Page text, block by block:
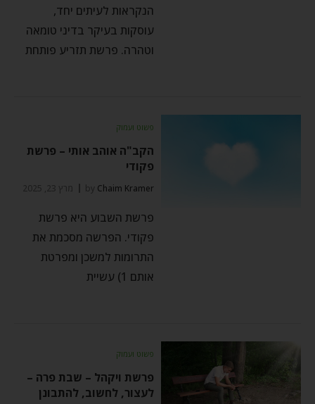
הנקראות לעיתים יחד,
עוסקות בעיקר בדיני טומאה
וטהרה. פרשת תזריע פותחת
פשוט ועמוק
הקב"ה אוהב אותי – פרשת
פקודי
by Chaim Kramer מרץ 23, 2025
פרשת השבוע היא פרשת
פקודי. הפרשה מסכמת את
התרומות למשכן ומפרטת
אותם 1) עשיית
פשוט ועמוק
פרשת ויקהל – שבת פרה –
לעצור, לחשוב, להתבונן